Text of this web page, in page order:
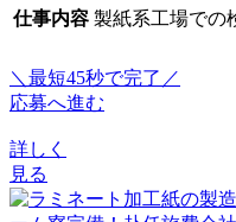
仕事内容 製紙系工場での
＼最短45秒で完了／
応募へ進む
詳しく
見る